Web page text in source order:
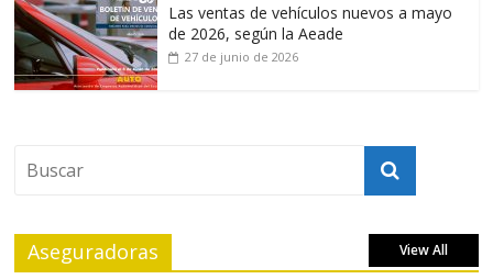
Las ventas de vehículos nuevos a mayo
de 2026, según la Aeade
27 de junio de 2026
Aseguradoras View All